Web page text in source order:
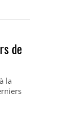
de
la